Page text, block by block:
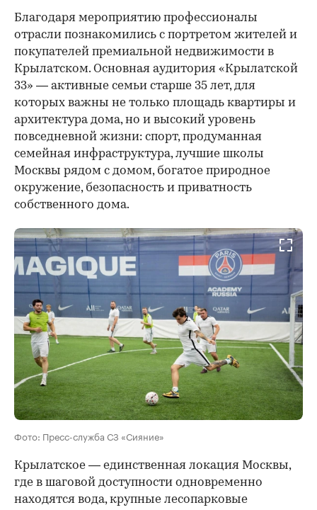
Благодаря мероприятию профессионалы
отрасли познакомились с портретом жителей и
покупателей премиальной недвижимости в
Крылатском. Основная аудитория «Крылатской
33» — активные семьи старше 35 лет, для
которых важны не только площадь квартиры и
архитектура дома, но и высокий уровень
повседневной жизни: спорт, продуманная
семейная инфраструктура, лучшие школы
Москвы рядом с домом, богатое природное
окружение, безопасность и приватность
собственного дома.
Фото: Пресс-служба СЗ «Сияние»
Крылатское — единственная локация Москвы,
где в шаговой доступности одновременно
находятся вода, крупные лесопарковые